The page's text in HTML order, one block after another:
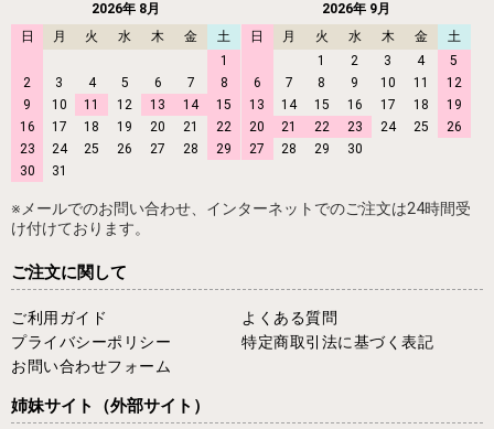
2026年 8月
日
月 火 水 木 金
土
1
2
3 4 5 6 7
8
9
10 11 12 13 14
15
16
17 18 19 20 21
22
23
24 25 26 27 28
29
30
31
2026年 9月
日
月 火 水 木 金
土
1
2 3 4
5
6
7 8 9 10 11
12
13
14 15 16 17 18
19
20
21 22 23 24 25
26
27
28 29 30
※メールでのお問い合わせ、インターネットでのご注文は24時間受
け付けております。
ご注文に関して
ご利用ガイド
よくある質問
プライバシーポリシー
特定商取引法に基づく表記
お問い合わせフォーム
姉妹サイト （外部サイト）